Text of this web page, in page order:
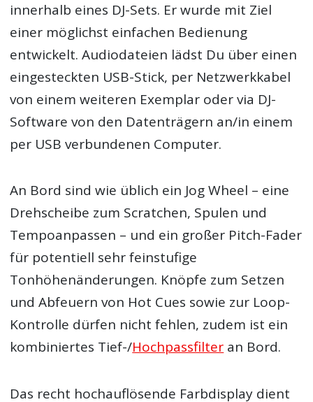
innerhalb eines DJ-Sets. Er wurde mit Ziel
einer möglichst einfachen Bedienung
entwickelt. Audiodateien lädst Du über einen
eingesteckten USB-Stick, per Netzwerkkabel
von einem weiteren Exemplar oder via DJ-
Software von den Datenträgern an/in einem
per USB verbundenen Computer.
An Bord sind wie üblich ein Jog Wheel – eine
Drehscheibe zum Scratchen, Spulen und
Tempoanpassen – und ein großer Pitch-Fader
für potentiell sehr feinstufige
Tonhöhenänderungen. Knöpfe zum Setzen
und Abfeuern von Hot Cues sowie zur Loop-
Kontrolle dürfen nicht fehlen, zudem ist ein
kombiniertes Tief-/Hochpassfilter an Bord.
Das recht hochauflösende Farbdisplay dient